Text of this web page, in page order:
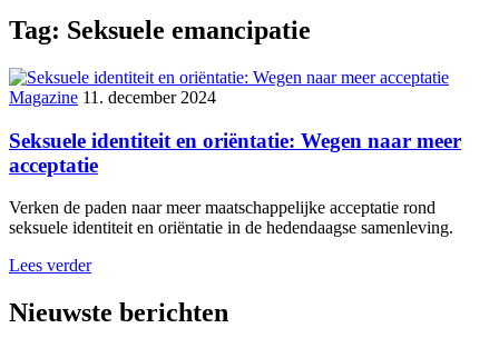
Tag: Seksuele emancipatie
Magazine 11. december 2024
Seksuele identiteit en oriëntatie: Wegen naar meer
acceptatie
Verken de paden naar meer maatschappelijke acceptatie rond
seksuele identiteit en oriëntatie in de hedendaagse samenleving.
Lees verder
Nieuwste berichten